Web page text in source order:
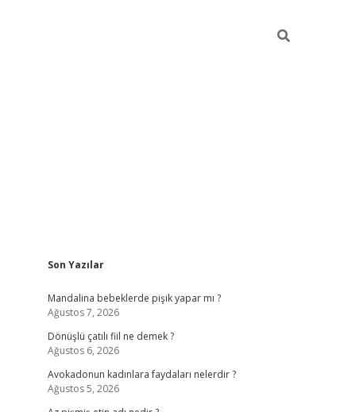
Sidebar
Son Yazılar
Mandalina bebeklerde pişik yapar mı ?
Ağustos 7, 2026
Dönüşlü çatılı fiil ne demek ?
Ağustos 6, 2026
Avokadonun kadınlara faydaları nelerdir ?
Ağustos 5, 2026